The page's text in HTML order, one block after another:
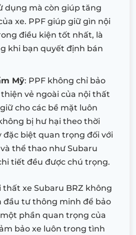
dụng mà còn giúp tăng
xe. PPF giúp giữ gìn nội
điều kiện tốt nhất, là
khi bạn quyết định bán
Mỹ: PPF không chỉ bảo
vẻ ngoài của nội thất
cho các bề mặt luôn
bị hư hại theo thời
đặc biệt quan trọng đối với
thể thao như Subaru
tiết đều được chú trọng.
thất xe Subaru BRZ không
đầu tư thông minh để bảo
phần quan trọng của
bảo xe luôn trong tình